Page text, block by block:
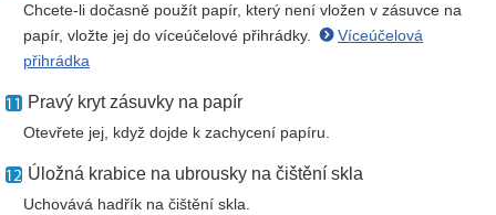
Chcete-li dočasně použít papír, který není vložen v zásuvce na
papír, vložte jej do víceúčelové přihrádky.
Víceúčelová
přihrádka
Pravý kryt zásuvky na papír
Otevřete jej, když dojde k zachycení papíru.
Úložná krabice na ubrousky na čištění skla
Uchovává hadřík na čištění skla.